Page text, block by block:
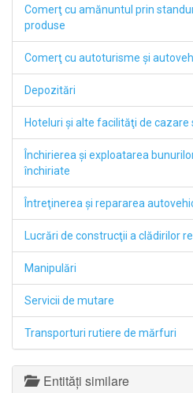
Comerţ cu amănuntul prin
produse
Comerţ cu autoturisme şi
Depozitări
Hoteluri şi alte facilităţi de cazare
Închirierea şi exploatarea
închiriate
Întreţinerea şi repararea
Lucrări de construcţii a clădirilor
Manipulări
Servicii de mutare
Transporturi rutiere de mărfuri
Entități similare